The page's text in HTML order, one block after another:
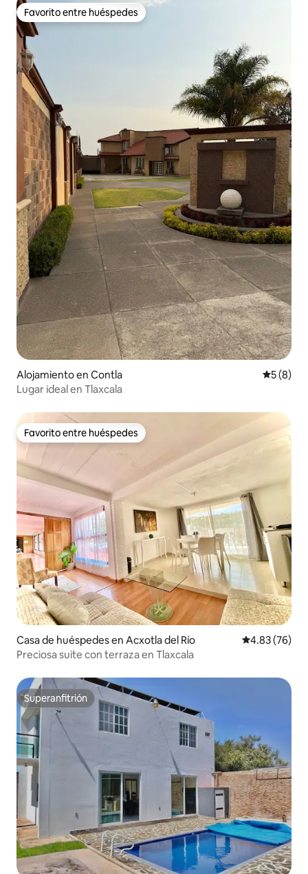
Favorito entre huéspedes
Favorito entre huéspedes
Alojamiento en Contla
5 (8)
Lugar ideal en Tlaxcala
Favorito entre huéspedes
Favorito entre huéspedes
Casa de huéspedes en Acxotla del Río Calificación
4.83 (76)
Preciosa suite con terraza en Tlaxcala
Superanfitrión
Superanfitrión